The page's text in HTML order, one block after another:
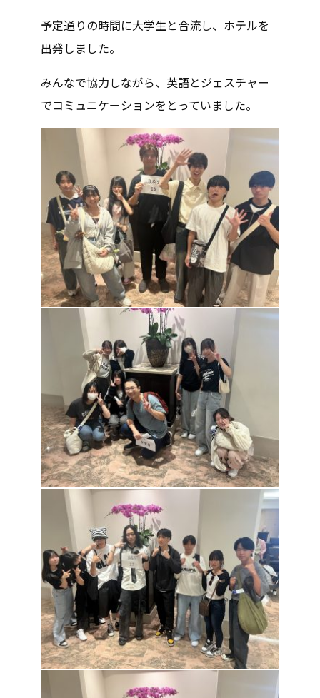
予定通りの時間に大学生と合流し、ホテルを
出発しました。
みんなで協力しながら、英語とジェスチャー
でコミュニケーションをとっていました。